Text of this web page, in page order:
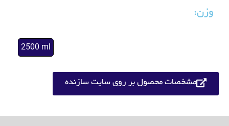
وزن:
2500 ml
مشخصات محصول بر روی سایت سازنده